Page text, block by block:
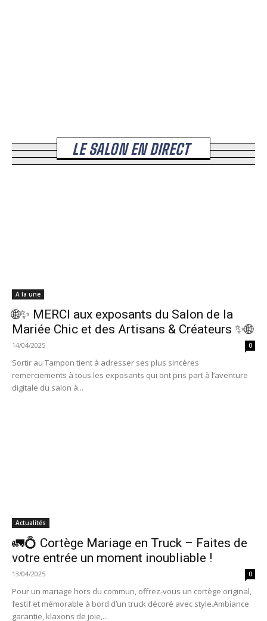
LE SALON EN DIRECT
A la une
🌐✨ MERCI aux exposants du Salon de la
Mariée Chic et des Artisans & Créateurs ✨🌐
14/04/2025 0
Sortir au Tampon tient à adresser ses plus sincères
remerciements à tous les exposants qui ont pris part à l’aventure
digitale du salon à...
Actualités
🚛💍 Cortège Mariage en Truck – Faites de
votre entrée un moment inoubliable !
13/04/2025 0
Pour un mariage hors du commun, offrez-vous un cortège original,
festif et mémorable à bord d’un truck décoré avec style.Ambiance
garantie, klaxons de joie,...